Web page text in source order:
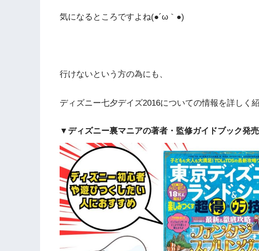
気になるところですよね(●´ω｀●)
行けないという方の為にも、
ディズニー七夕デイズ2016についての情報を詳しく
▼ディズニー裏マニアの著者・監修ガイドブック発